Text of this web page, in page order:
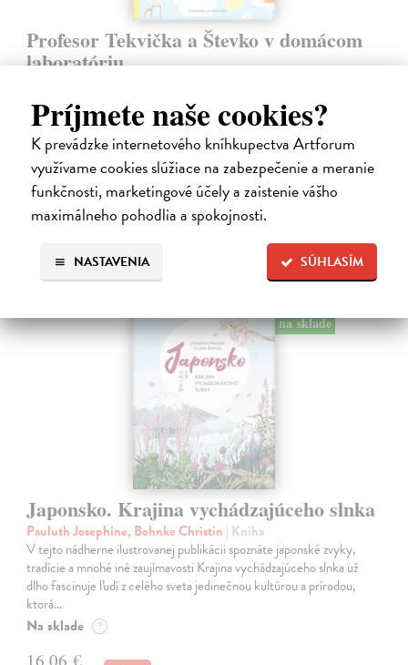
Príjmete naše cookies?
K prevádzke internetového kníhkupectva Artforum
využívame cookies slúžiace na zabezpečenie a meranie
funkčnosti, marketingové účely a zaistenie vášho
maximálneho pohodlia a spokojnosti.
SÚHLASÍM
NASTAVENIA
Profesor Tekvička a Števko v domácom
laboratóriu
Vedeli ste, že si doma môžete vyrobiť soľné šperky, vlastné jogurty,
recyklovaný papier aj dúhu? Vyskúšajte so svojimi deťmi tridsať
jednoduchých pokusov s bežnými predmetmi a materiálmi.
Na sklade
14,20 €
14,95 € ?
na sklade
Japonsko. Krajina vychádzajúceho slnka
Pauluth Josephine, Bohnke Christin | Kniha
V tejto nádherne ilustrovanej publikácii spoznáte japonské zvyky,
tradície a mnohé iné zaujímavosti Krajina vychádzajúceho slnka už
dlho fascinuje ľudí z celého sveta jedinečnou kultúrou a prírodou,
ktorá…
Na sklade ?
16,06 €